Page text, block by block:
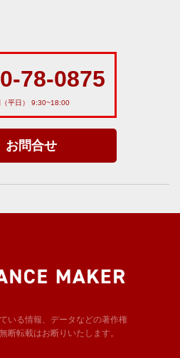
78-0875
平日） 9:30~18:00
お問合せ
いる情報、データなどの著作権
断転載はお断りいたします。